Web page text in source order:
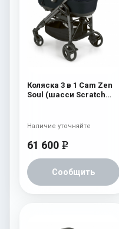
Коляска 3 в 1 Cam Zen
Soul (шасси Scratch
61 600 e
Сообщить
Наличие уточняйте